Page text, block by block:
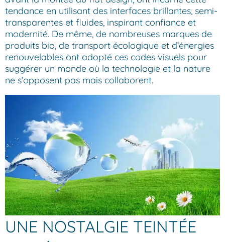
tendance en utilisant des interfaces brillantes, semi-
transparentes et fluides, inspirant confiance et
modernité. De même, de nombreuses marques de
produits bio, de transport écologique et d’énergies
renouvelables ont adopté ces codes visuels pour
suggérer un monde où la technologie et la nature
ne s’opposent pas mais collaborent.
UNE NOSTALGIE TEINTÉE